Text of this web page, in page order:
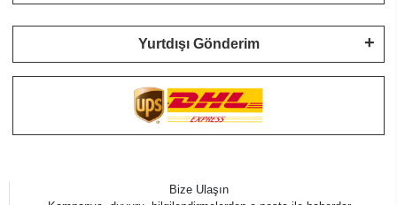
Yurtdışı Gönderim
Bize Ulaşın